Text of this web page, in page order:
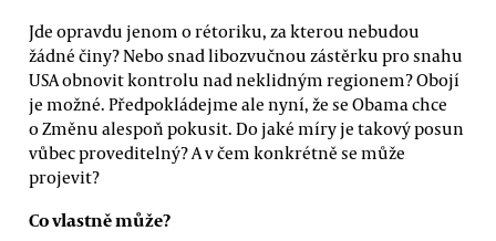
Jde opravdu jenom o rétoriku, za kterou nebudou
žádné činy? Nebo snad libozvučnou zástěrku pro snahu
USA obnovit kontrolu nad neklidným regionem? Obojí
je možné. Předpokládejme ale nyní, že se Obama chce
o Změnu alespoň pokusit. Do jaké míry je takový posun
vůbec proveditelný? A v čem konkrétně se může
projevit?
Co vlastně může?